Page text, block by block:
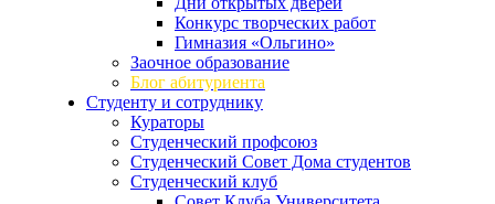
Конкурс творческих работ
Гимназия «Ольгино»
Заочное образование
Блог абитуриента
Студенту и сотруднику
Кураторы
Студенческий профсоюз
Студенческий Совет Дома студентов
Студенческий клуб